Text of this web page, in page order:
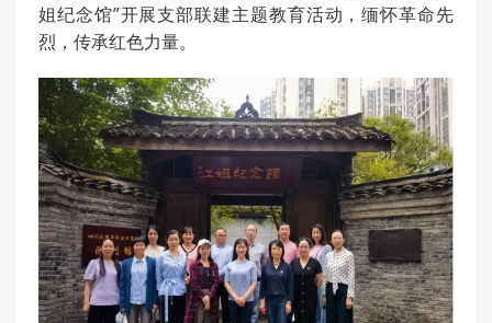
姐纪念馆”开展支部联建主题教育活动，缅怀革命先
烈，传承红色力量。